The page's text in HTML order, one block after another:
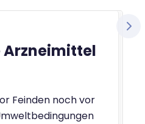
Arzneimittel
Feinden noch vor